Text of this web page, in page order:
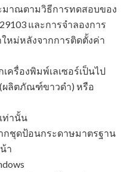
าณตามวิธีการทดสอบของ
และการจําลองการ
หม่หลังจากการติดตั้งค่า
ครื่องพิมพ์เลเซอร์เป็นไป
(ผลิตภัณฑ์ขาวดํา) หรือ
ท่านั้น
กชุดป้อนกระดาษมาตรฐาน
า